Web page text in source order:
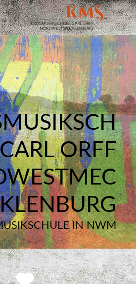
ORFF
KLENBURG
IN NWM